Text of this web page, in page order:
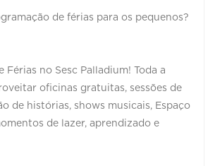
de férias para os pequenos?
Férias no Sesc Palladium! Toda a
oficinas gratuitas, sessões de
de histórias, shows musicais, Espaço
de lazer, aprendizado e